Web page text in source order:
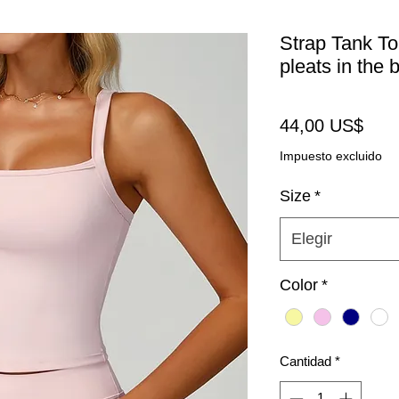
Strap Tank
pleats in the
44,00 US$
Impuesto excluido
Size *
Elegir
Color *
Cantidad *